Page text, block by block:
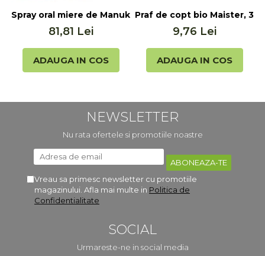
Spray oral miere de Manuka MGO 400+ UMF 13+ cu
81,81 Lei
ADAUGA IN COS
Praf de copt bio Maister,
9,76 Lei
ADAUGA IN COS
NEWSLETTER
Nu rata ofertele si promotiile noastre
Vreau sa primesc newsletter cu promotiile
magazinului. Afla mai multe in Politica de
Confidentialitate
SOCIAL
Urmareste-ne in social media